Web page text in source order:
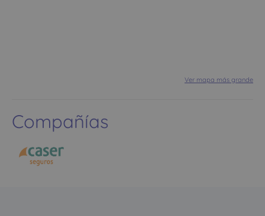
Ver mapa más grande
Compañías